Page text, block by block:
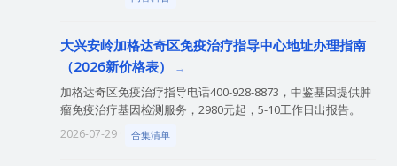
大兴安岭加格达奇区免疫治疗指导中心地址办理指南
（2026新价格表）
加格达奇区免疫治疗指导电话400-928-8873，中鉴基因提供肿
瘤免疫治疗基因检测服务，2980元起，5-10工作日出报告。
2026-07-29 · 合集清单